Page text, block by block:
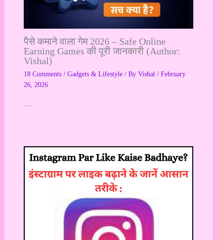
पैसे कमाने वाला गेम 2026 – Safe Online
Earning Games की पूरी जानकारी (Author:
Vishal)
18 Comments / Gadgets & Lifestyle/ By Vishal / February
26, 2026
…